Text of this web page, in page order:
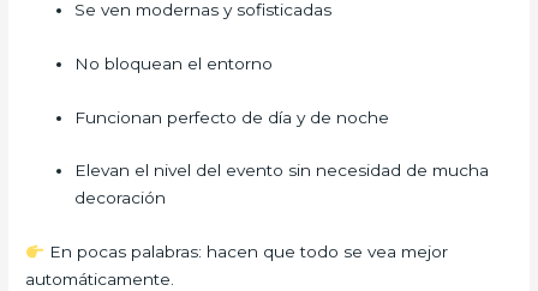
Se ven modernas y sofisticadas
No bloquean el entorno
Funcionan perfecto de día y de noche
Elevan el nivel del evento sin necesidad de mucha
decoración
En pocas palabras: hacen que todo se vea mejor
automáticamente.